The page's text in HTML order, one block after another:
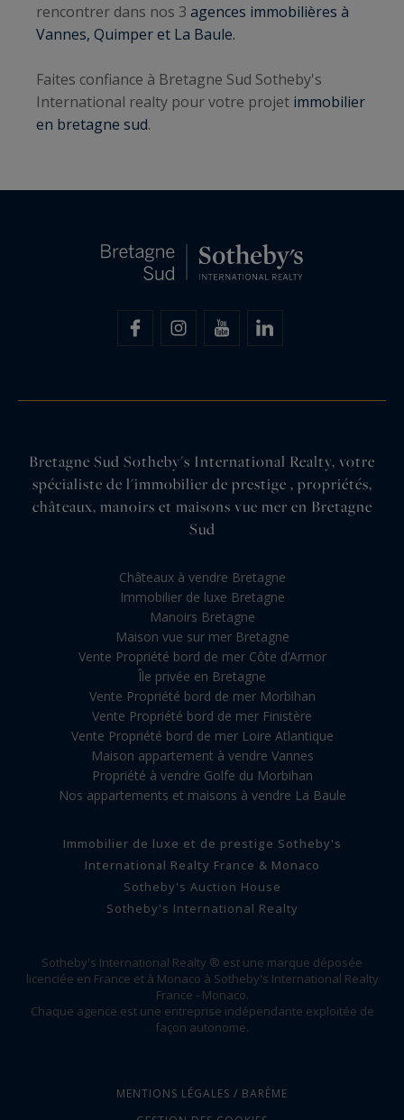
rencontrer dans nos 3 agences immobilières à
Vannes, Quimper et La Baule.
Faites confiance à Bretagne Sud Sotheby's
International realty pour votre projet immobilier
en bretagne sud.
Bretagne Sud Sotheby's International Realty, votre
spécialiste de l'immobilier de prestige , propriétés,
châteaux, manoirs et maisons vue mer en Bretagne
Sud
Châteaux à vendre Bretagne
Immobilier de luxe Bretagne
Manoirs Bretagne
Maison vue sur mer Bretagne
Vente Propriété bord de mer Côte d’Armor
Île privée en Bretagne
Vente Propriété bord de mer Morbihan
Vente Propriété bord de mer Finistère
Vente Propriété bord de mer Loire Atlantique
Maison appartement à vendre Vannes
Propriété à vendre Golfe du Morbihan
Nos appartements et maisons à vendre La Baule
Immobilier de luxe et de prestige Sotheby's
International Realty France & Monaco
Sotheby's Auction House
Sotheby's International Realty
Sotheby's International Realty ® est une marque déposée
licenciée en France et à Monaco à Sotheby's International Realty
France - Monaco.
Chaque agence est une entreprise indépendante exploitée de
façon autonome.
MENTIONS LÉGALES / BARÈME